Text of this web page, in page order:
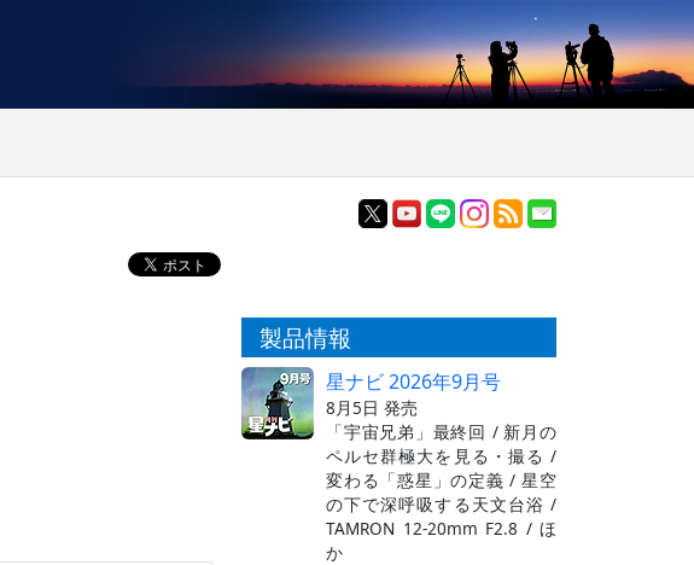
製品情報
星ナビ 2026年9月号
8月5日 発売
「宇宙兄弟」最終回 / 新月の
ペルセ群極大を見る・撮る /
変わる「惑星」の定義 / 星空
の下で深呼吸する天文台浴 /
TAMRON 12-20mm F2.8 / ほ
か